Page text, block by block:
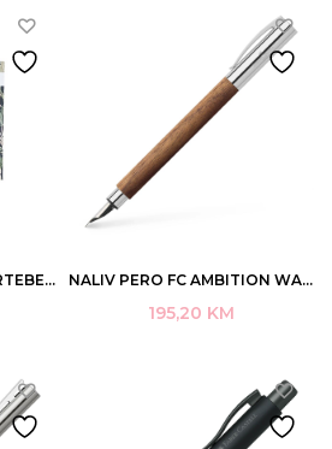
METALNI BOOKMARK ARTEBENE EXOTICGARDEN ART.152097 NALIV PERO FC AMBITION WALNUT WOOD ART.148581
195,20 KM